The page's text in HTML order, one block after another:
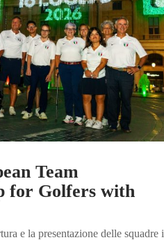
Team
for Golfers with
e la presentazione delle squadre